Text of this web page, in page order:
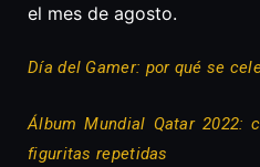
el mes de agosto.
Día del Gamer: por qué se
Álbum Mundial Qatar 2022:
figuritas repetidas